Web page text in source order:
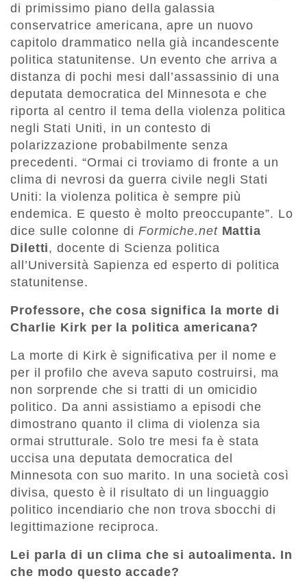
di primissimo piano della galassia
conservatrice americana, apre un nuovo
capitolo drammatico nella già incandescente
politica statunitense. Un evento che arriva a
distanza di pochi mesi dall’assassinio di una
deputata democratica del Minnesota e che
riporta al centro il tema della violenza politica
negli Stati Uniti, in un contesto di
polarizzazione probabilmente senza
precedenti. “Ormai ci troviamo di fronte a un
clima di nevrosi da guerra civile negli Stati
Uniti: la violenza politica è sempre più
endemica. E questo è molto preoccupante”. Lo
dice sulle colonne di Formiche.net Mattia
Diletti, docente di Scienza politica
all’Università Sapienza ed esperto di politica
statunitense.
Professore, che cosa significa la morte di
Charlie Kirk per la politica americana?
La morte di Kirk è significativa per il nome e
per il profilo che aveva saputo costruirsi, ma
non sorprende che si tratti di un omicidio
politico. Da anni assistiamo a episodi che
dimostrano quanto il clima di violenza sia
ormai strutturale. Solo tre mesi fa è stata
uccisa una deputata democratica del
Minnesota con suo marito. In una società così
divisa, questo è il risultato di un linguaggio
politico incendiario che non trova sbocchi di
legittimazione reciproca.
Lei parla di un clima che si autoalimenta. In
che modo questo accade?